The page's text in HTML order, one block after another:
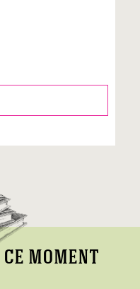
moment